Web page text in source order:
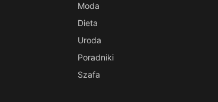
Moda
Dieta
Uroda
Poradniki
Szafa